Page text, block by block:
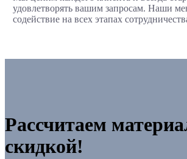
удовлетворять вашим запросам. Наши
содействие на всех этапах
Рассчитаем
скидкой!